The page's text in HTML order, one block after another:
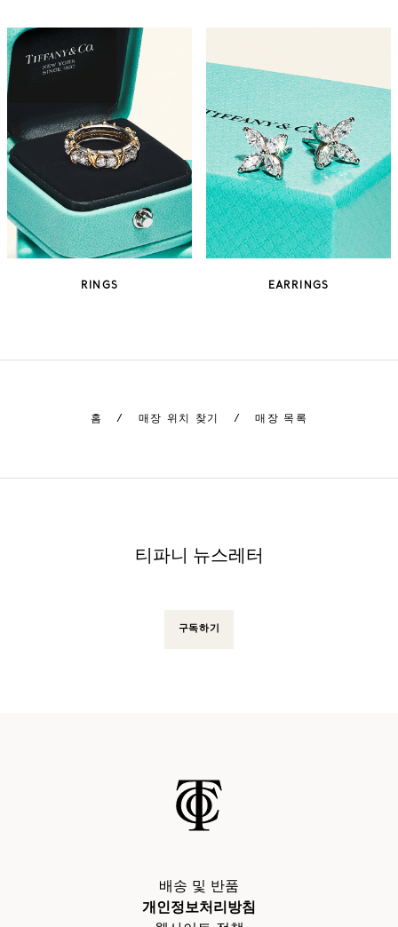
RINGS EARRINGS
홈 / 매장 위치 찾기 / 매장 목록
티파니 뉴스레터
구독하기
배송 및 반품
개인정보처리방침